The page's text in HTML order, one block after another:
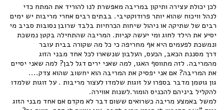
לכן יכולת עצירה ותיקון במריבה מאפשרת לנו להוריד את המתח כדי
לנהל וויכוח שהוא יותר פרודוקטיבי. בבתים רבים אחרי מריבות יש ימים
רבים של שתיקה או ניהול שיחות הכרחיות בלבד שרובן נסובות סביב מי
יסיע את הילד לחוג ומי יעשה קניות. המריבה שהתחילה בקטן נמשכת
ונמשכת לפעמים היא אף מחריפה כי כל מה שקורה בבית עובר
דרך מסננת הכאב, הכעס, העלבון שנשארו לכל אחד מבני הזוג
מהמריבה. לזה מתווסף האגו, למה שאני ירים דגל לבן? למה שאני יסיים
את המריבה? אם אני יפסיק את המריבה הוא יחשוב שהוא צדק....
גון גוטמן מדבר בספרו על זוגות שלמדו לעצור מריבות . על זוגות שלמדו
להקליל ביניהם להכניס הומור.לשנות אווירה.
למשל באמצע מריבה כשרואים ששום דבר לא מקדם אם אחד מבני הזוג